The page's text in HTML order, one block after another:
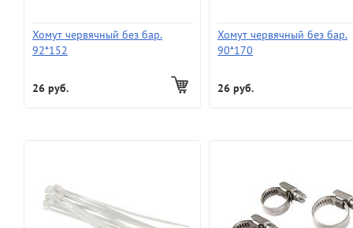
Хомут червячный без бар.
92*152
26 руб.
Хомут червячный без бар.
90*170
26 руб.